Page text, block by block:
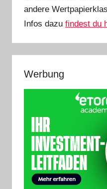
andere
Infos dazu findest du
Werbung